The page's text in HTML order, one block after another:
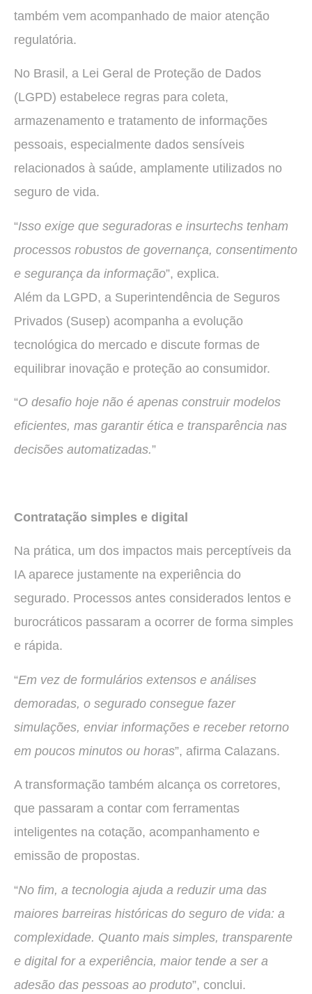
também vem acompanhado de maior atenção
regulatória.
No Brasil, a Lei Geral de Proteção de Dados
(LGPD) estabelece regras para coleta,
armazenamento e tratamento de informações
pessoais, especialmente dados sensíveis
relacionados à saúde, amplamente utilizados no
seguro de vida.
“Isso exige que seguradoras e insurtechs tenham
processos robustos de governança, consentimento
e segurança da informação”, explica.
Além da LGPD, a Superintendência de Seguros
Privados (Susep) acompanha a evolução
tecnológica do mercado e discute formas de
equilibrar inovação e proteção ao consumidor.
“O desafio hoje não é apenas construir modelos
eficientes, mas garantir ética e transparência nas
decisões automatizadas.”
Contratação simples e digital
Na prática, um dos impactos mais perceptíveis da
IA aparece justamente na experiência do
segurado. Processos antes considerados lentos e
burocráticos passaram a ocorrer de forma simples
e rápida.
“Em vez de formulários extensos e análises
demoradas, o segurado consegue fazer
simulações, enviar informações e receber retorno
em poucos minutos ou horas”, afirma Calazans.
A transformação também alcança os corretores,
que passaram a contar com ferramentas
inteligentes na cotação, acompanhamento e
emissão de propostas.
“No fim, a tecnologia ajuda a reduzir uma das
maiores barreiras históricas do seguro de vida: a
complexidade. Quanto mais simples, transparente
e digital for a experiência, maior tende a ser a
adesão das pessoas ao produto”, conclui.